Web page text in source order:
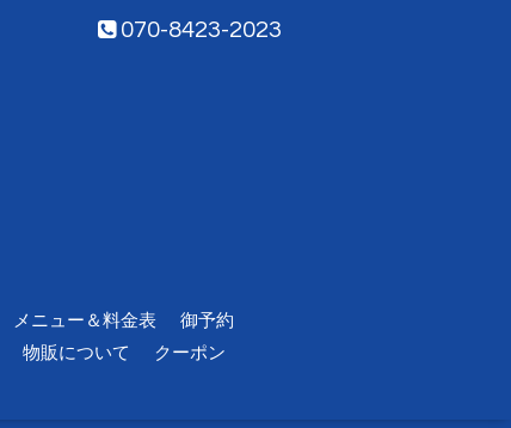
070-8423-2023
メニュー＆料金表
御予約
物販について
クーポン